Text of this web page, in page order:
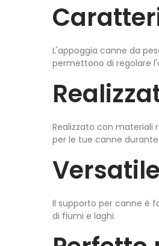
L'appoggia canne da
permettono di regolare
Realizzato con materiali
per le tue canne durante
Il supporto per canne è
di fiumi e laghi.